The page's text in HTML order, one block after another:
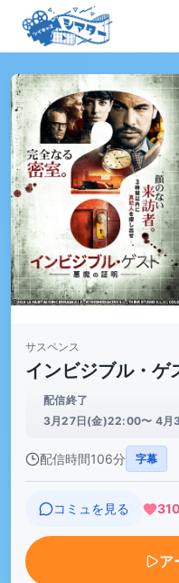
サスペンス
インビジブル・
配信終了
3月27日(金)22:00〜 4月
配信時間106分 字幕
コミュを見る 310
ア